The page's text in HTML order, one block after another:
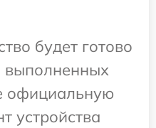
будет готово
выполненных
официальную
устройства